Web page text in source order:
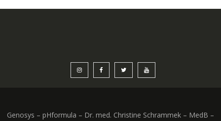
Genosys – pHformula – Dr. med. Christine Schrammek – MedB –